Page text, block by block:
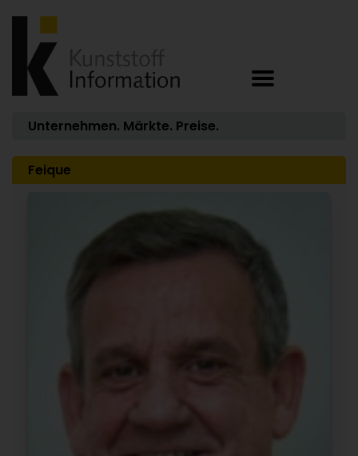
Unternehmen. Märkte. Preise.
Feique